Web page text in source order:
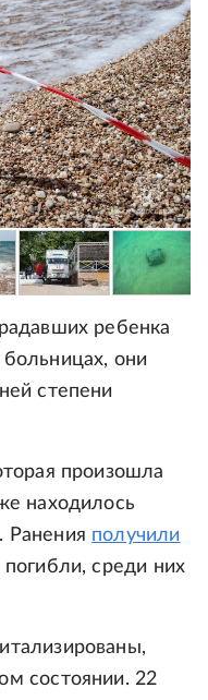
ребенка
они
степени
произошла
находилось
Ранения получили
среди них
состоянии. 22